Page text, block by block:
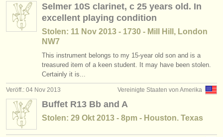
Selmer 10S clarinet, c 25 years old. In
excellent playing condition
Stolen: 11 Nov 2013 - 1730 - Mill Hill, London
NW7
This instrument belongs to my 15-year old son and is a
treasured item of a keen student. It may have been stolen.
Certainly it is...
Vereinigte Staaten von Amerika
Veröff.: 04 Nov 2013
Buffet R13 Bb and A
Stolen: 29 Okt 2013 - 8pm - Houston. Texas